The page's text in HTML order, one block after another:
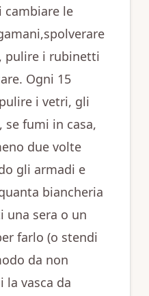
cambiare le
pulire i rubinetti
Ogni 15
i vetri, gli
se fumi in casa,
due volte
gli armadi e
biancheria
una sera o un
farlo (o stendi
da non
la vasca da